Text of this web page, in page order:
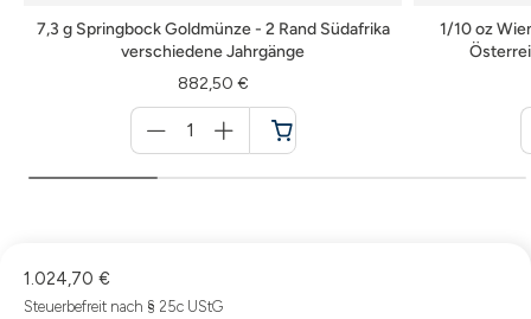
7,3 g Springbock Goldmünze - 2 Rand Südafrika
verschiedene Jahrgänge
882,50 €
für
Warenkorb
1/10 oz
1.024,70 €
Steuerbefreit nach § 25c UStG